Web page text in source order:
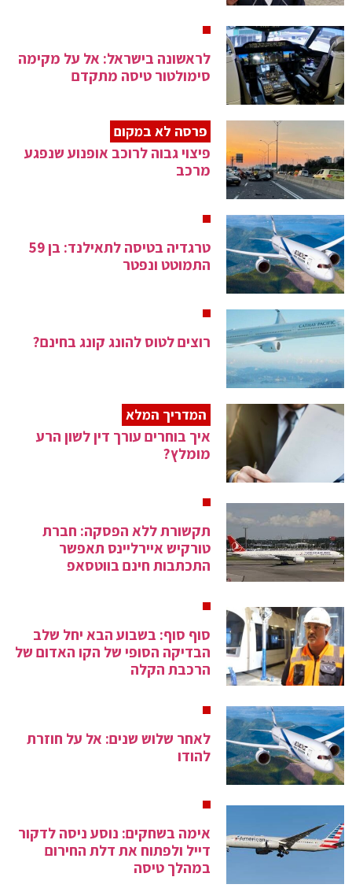
לראשונה בישראל: אל על מקימה
סימולטור טיסה מתקדם
פרסה לא במקום
פיצוי גבוה לרוכב אופנוע שנפגע
מרכב
טרגדיה בטיסה לתאילנד: בן 59
התמוטט ונפטר
רוצים לטוס להונג קונג בחינם?
המדריך המלא
איך בוחרים עורך דין לשון הרע
מומלץ?
תקשורת ללא הפסקה: חברת
טורקיש איירליינס תאפשר
התכתבות חינם בווטסאפ
סוף סוף: בשבוע הבא יחל שלב
הבדיקה הסופי של הקו האדום של
הרכבת הקלה
לאחר שלוש שנים: אל על חוזרת
להודו
אימה בשחקים: נוסע ניסה לדקור
דייל ולפתוח את דלת החירום
במהלך טיסה